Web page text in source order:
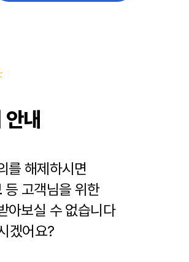
내
를 해제하시면
등 고객님을 위한
아보실 수 없습니다
겠어요?